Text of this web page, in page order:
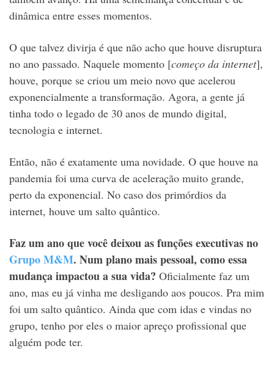
dinâmica entre esses momentos.
O que talvez divirja é que não acho que houve disruptura
no ano passado. Naquele momento [começo da internet],
houve, porque se criou um meio novo que acelerou
exponencialmente a transformação. Agora, a gente já
tinha todo o legado de 30 anos de mundo digital,
tecnologia e internet.
Então, não é exatamente uma novidade. O que houve na
pandemia foi uma curva de aceleração muito grande,
perto da exponencial. No caso dos primórdios da
internet, houve um salto quântico.
Faz um ano que você deixou as funções executivas no
Grupo M&M. Num plano mais pessoal, como essa
mudança impactou a sua vida? Oficialmente faz um
ano, mas eu já vinha me desligando aos poucos. Pra mim
foi um salto quântico. Ainda que com idas e vindas no
grupo, tenho por eles o maior apreço profissional que
alguém pode ter.